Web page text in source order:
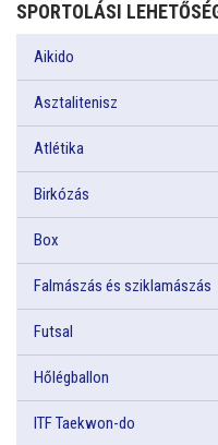
SPORTOLÁSI
Aikido
Asztalitenisz
Atlétika
Birkózás
Box
Falmászás és sziklamászás
Futsal
Hőlégballon
ITF Taekwon-do